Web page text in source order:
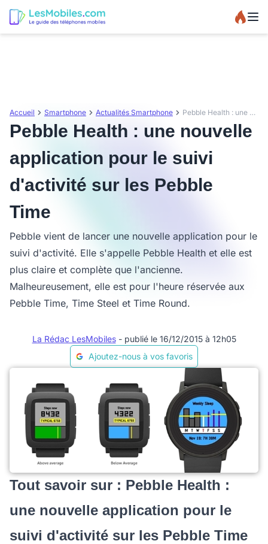
Accueil Smartphone Actualités Smartphone Pebble Health : une nouvelle application pour le suivi d'activité sur les Pebble Time
Pebble Health : une nouvelle
application pour le suivi
d'activité sur les Pebble
Time
Pebble vient de lancer une nouvelle application pour le
suivi d'activité. Elle s'appelle Pebble Health et elle est
plus claire et complète que l'ancienne.
Malheureusement, elle est pour l'heure réservée aux
Pebble Time, Time Steel et Time Round.
La Rédac LesMobiles - publié le 16/12/2015 à 12h05
Ajoutez-nous à vos favoris
Tout savoir sur : Pebble Health :
une nouvelle application pour le
suivi d'activité sur les Pebble Time